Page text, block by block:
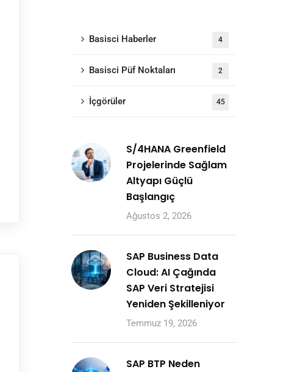
Basisci Haberler 4
Basisci Püf Noktaları 2
İçgörüler 45
S/4HANA Greenfield
Projelerinde Sağlam
Altyapı Güçlü
Başlangıç
Ağustos 2, 2026
SAP Business Data
Cloud: AI Çağında
SAP Veri Stratejisi
Yeniden Şekilleniyor
Temmuz 19, 2026
SAP BTP Neden